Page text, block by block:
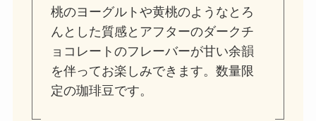
桃のヨーグルトや黄桃のようなとろ
んとした質感とアフターのダークチ
ョコレートのフレーバーが甘い余韻
を伴ってお楽しみできます。数量限
定の珈琲豆です。